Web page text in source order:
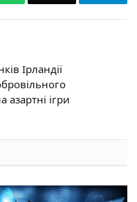
Ірландії
азартні ігри